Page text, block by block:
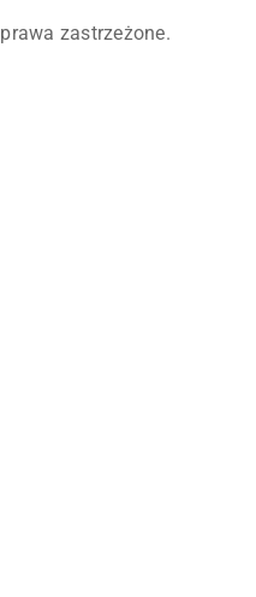
zastrzeżone.